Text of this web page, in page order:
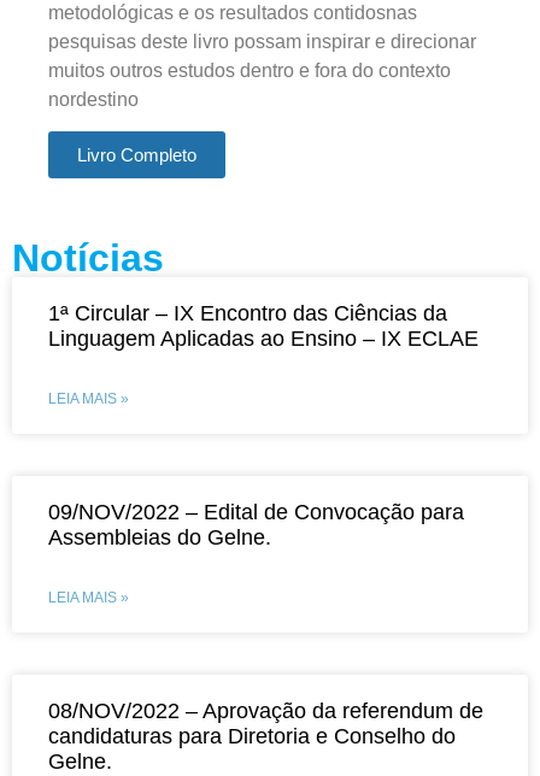
metodológicas e os resultados contidosnas
pesquisas deste livro possam inspirar e direcionar
muitos outros estudos dentro e fora do contexto
nordestino
Livro Completo
Notícias
1ª Circular – IX Encontro das Ciências da
Linguagem Aplicadas ao Ensino – IX ECLAE
LEIA MAIS »
09/NOV/2022 – Edital de Convocação para
Assembleias do Gelne.
LEIA MAIS »
08/NOV/2022 – Aprovação da referendum de
candidaturas para Diretoria e Conselho do
Gelne.